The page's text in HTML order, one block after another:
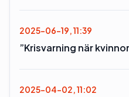
2025-06-19, 11:39
”Krisvarning när
2025-04-02, 11:02